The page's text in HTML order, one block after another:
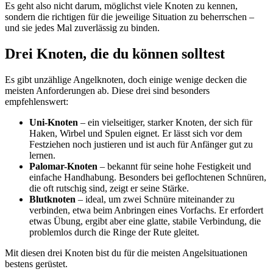
Es geht also nicht darum, möglichst viele Knoten zu kennen,
sondern die richtigen für die jeweilige Situation zu beherrschen –
und sie jedes Mal zuverlässig zu binden.
Drei Knoten, die du können solltest
Es gibt unzählige Angelknoten, doch einige wenige decken die
meisten Anforderungen ab. Diese drei sind besonders
empfehlenswert:
Uni-Knoten – ein vielseitiger, starker Knoten, der sich für
Haken, Wirbel und Spulen eignet. Er lässt sich vor dem
Festziehen noch justieren und ist auch für Anfänger gut zu
lernen.
Palomar-Knoten – bekannt für seine hohe Festigkeit und
einfache Handhabung. Besonders bei geflochtenen Schnüren,
die oft rutschig sind, zeigt er seine Stärke.
Blutknoten – ideal, um zwei Schnüre miteinander zu
verbinden, etwa beim Anbringen eines Vorfachs. Er erfordert
etwas Übung, ergibt aber eine glatte, stabile Verbindung, die
problemlos durch die Ringe der Rute gleitet.
Mit diesen drei Knoten bist du für die meisten Angelsituationen
bestens gerüstet.